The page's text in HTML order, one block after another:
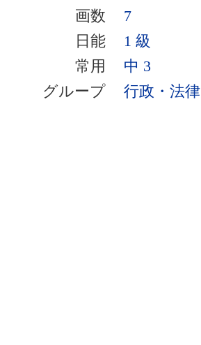
画数
7
日能
1 級
常用
中 3
グループ
行政・法律